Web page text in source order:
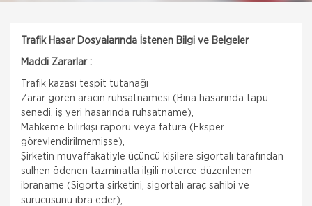
MÜŞTERI GIRIŞI
TEKLİF AL
Trafik Hasar Dosyalarında İstenen Bilgi ve Belgeler
Maddi Zararlar :
Trafik kazası tespit tutanağı
Zarar gören aracın ruhsatnamesi (Bina hasarında tapu
senedi, iş yeri hasarında ruhsatname),
Mahkeme bilirkişi raporu veya fatura (Eksper
görevlendirilmemişse),
Şirketin muvaffakatiyle üçüncü kişilere sigortalı tarafından
sulhen ödenen tazminatla ilgili noterce düzenlenen
ibraname (Sigorta şirketini, sigortalı araç sahibi ve
sürücüsünü ibra eder),